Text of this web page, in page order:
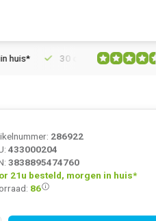
30 dagen retourrecht
286922
433000204
3838895474760
21u besteld, morgen in huis*
86